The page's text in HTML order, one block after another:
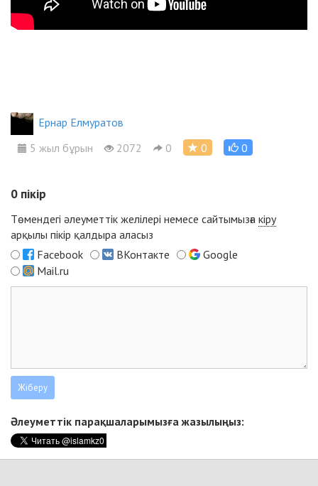
Ернар Елмуратов
5 жыл бұрын
2072 0 0 0
0 пікір
Төмендегі әлеуметтік желілері немесе сайтымызға кіру
арқылы пікір қалдыра аласыз
Facebook
ВКонтакте
Google
Mail.ru
Әлеуметтік парақшаларымызға жазылыңыз: